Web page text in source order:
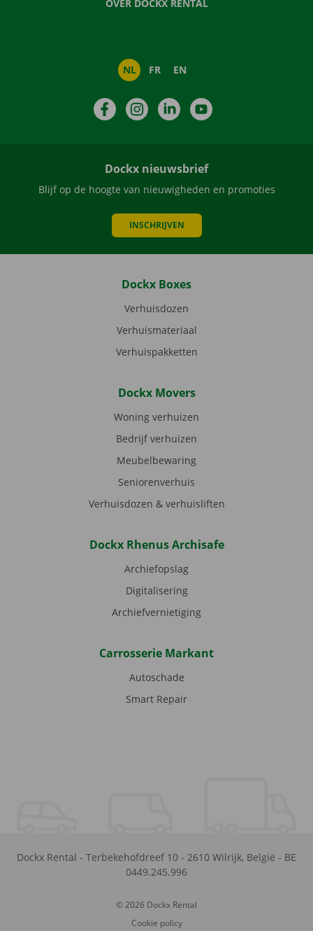
OVER DOCKX RENTAL
NL FR EN
FacebookInstagramLinkedIn
Dockx nieuwsbrief
Blijf op de hoogte van nieuwigheden en promoties
INSCHRIJVEN
Dockx Boxes
Verhuisdozen
Verhuismateriaal
Verhuispakketten
Dockx Movers
Woning verhuizen
Bedrijf verhuizen
Meubelbewaring
Seniorenverhuis
Verhuisdozen & verhuisliften
Dockx Rhenus Archisafe
Archiefopslag
Digitalisering
Archiefvernietiging
Carrosserie Markant
Autoschade
Smart Repair
Dockx Rental - Terbekehofdreef 10 - 2610 Wilrijk, België - BE
0449.245.996
© 2026 Dockx Rental
Cookie policy